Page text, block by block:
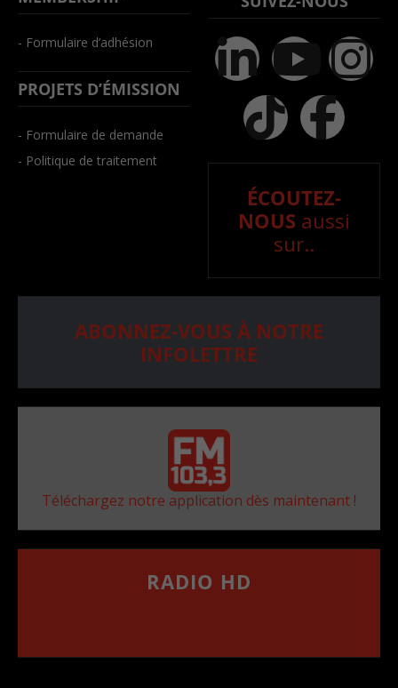
- Formulaire d’adhésion
PROJETS D’ÉMISSION
- Formulaire de demande
- Politique de traitement
ÉCOUTEZ-
NOUS aussi
sur..
ABONNEZ-VOUS À NOTRE
INFOLETTRE
Téléchargez notre application dès maintenant !
RADIO HD